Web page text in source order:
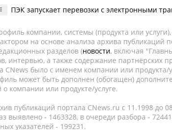
ПЭК запускает перевозки с электронными
компании, системы (продукта или
на основе анализа архива публикаций
разделов (новости, включая
интервью, а также содержание партнёрских
CNews было с именем компании или продукта/
может быть дополнен (обогащен)
компании или продукте/услуге.
публикаций портала CNews.ru c 11.1998 до
выявлено - 1463328, в очереди разбора -
указателей - 199231.